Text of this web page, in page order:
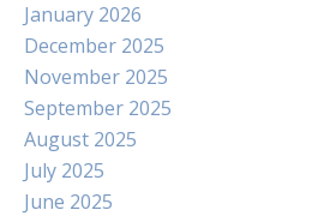
January 2026
December 2025
November 2025
September 2025
August 2025
July 2025
June 2025